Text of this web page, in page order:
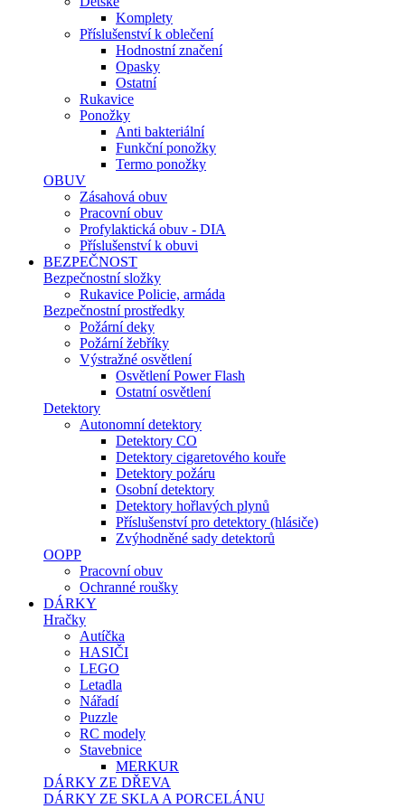
Komplety
Příslušenství k oblečení
Hodnostní značení
Opasky
Ostatní
Rukavice
Ponožky
Anti bakteriální
Funkční ponožky
Termo ponožky
OBUV
Zásahová obuv
Pracovní obuv
Profylaktická obuv - DIA
Příslušenství k obuvi
BEZPEČNOST
Bezpečnostní složky
Rukavice Policie, armáda
Bezpečnostní prostředky
Požární deky
Požární žebříky
Výstražné osvětlení
Osvětlení Power Flash
Ostatní osvětlení
Detektory
Autonomní detektory
Detektory CO
Detektory cigaretového kouře
Detektory požáru
Osobní detektory
Detektory hořlavých plynů
Příslušenství pro detektory (hlásiče)
Zvýhodněné sady detektorů
OOPP
Pracovní obuv
Ochranné roušky
DÁRKY
Hračky
Autíčka
HASIČI
LEGO
Letadla
Nářadí
Puzzle
RC modely
Stavebnice
MERKUR
DÁRKY ZE DŘEVA
DÁRKY ZE SKLA A PORCELÁNU